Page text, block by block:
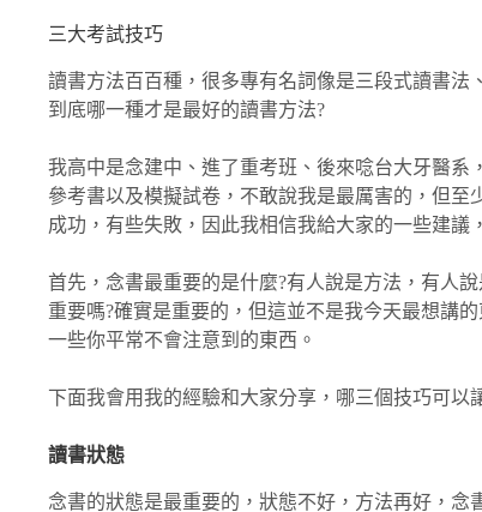
三大考試技巧
讀書方法百百種，很多專有名詞像是三段式讀書
到底哪一種才是最好的讀書方法?
我高中是念建中、進了重考班、後來唸台大牙醫
參考書以及模擬試卷，不敢說我是最厲害的，但
成功，有些失敗，因此我相信我給大家的一些建議
首先，念書最重要的是什麼?有人說是方法，有人
重要嗎?確實是重要的，但這並不是我今天最想講
一些你平常不會注意到的東西。
下面我會用我的經驗和大家分享，哪三個技巧可以
讀書狀態
念書的狀態是最重要的，狀態不好，方法再好，